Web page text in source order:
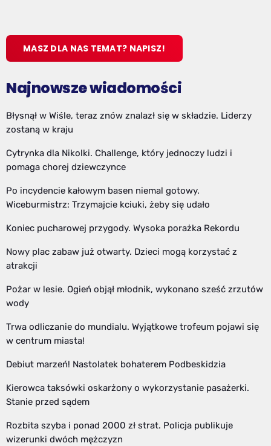
MASZ DLA NAS TEMAT? NAPISZ!
Najnowsze wiadomości
Błysnął w Wiśle, teraz znów znalazł się w składzie. Liderzy
zostaną w kraju
Cytrynka dla Nikolki. Challenge, który jednoczy ludzi i
pomaga chorej dziewczynce
Po incydencie kałowym basen niemal gotowy.
Wiceburmistrz: Trzymajcie kciuki, żeby się udało
Koniec pucharowej przygody. Wysoka porażka Rekordu
Nowy plac zabaw już otwarty. Dzieci mogą korzystać z
atrakcji
Pożar w lesie. Ogień objął młodnik, wykonano sześć zrzutów
wody
Trwa odliczanie do mundialu. Wyjątkowe trofeum pojawi się
w centrum miasta!
Debiut marzeń! Nastolatek bohaterem Podbeskidzia
Kierowca taksówki oskarżony o wykorzystanie pasażerki.
Stanie przed sądem
Rozbita szyba i ponad 2000 zł strat. Policja publikuje
wizerunki dwóch mężczyzn